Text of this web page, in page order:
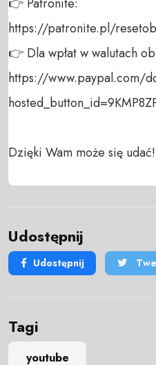
https://patronite.pl/
👉 Dla wpłat w walutach
https://www.paypal.com/
Dzięki Wam może się udać!
Udostępnij
Udostępnij
Tagi
youtube